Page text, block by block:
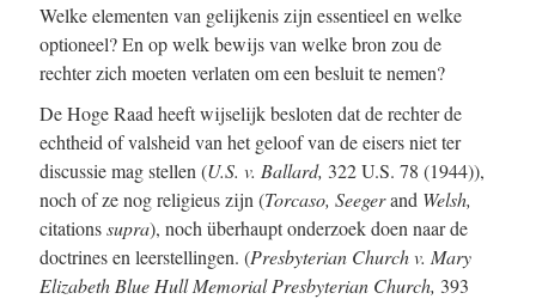
Welke elementen van gelijkenis zijn essentieel en welke
optioneel? En op welk bewijs van welke bron zou de
rechter zich moeten verlaten om een besluit te nemen?
De Hoge Raad heeft wijselijk besloten dat de rechter de
echtheid of valsheid van het geloof van de eisers niet ter
discussie mag stellen (U.S. v. Ballard, 322 U.S. 78 (1944)),
noch of ze nog religieus zijn (Torcaso, Seegerand Welsh,
citationssupra), noch überhaupt onderzoek doen naar de
doctrines en leerstellingen. (Presbyterian Church v. Mary
Elizabeth Blue Hull Memorial Presbyterian Church, 393